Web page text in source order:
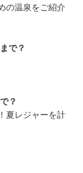
の温泉をご紹介
で？
？
夏レジャーを計